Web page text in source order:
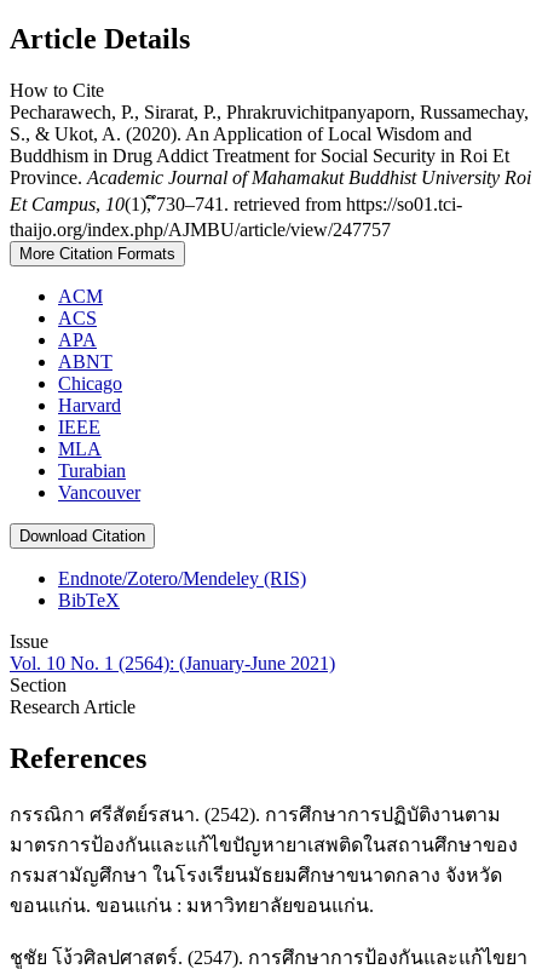
Article Details
How to Cite
Pecharawech, P., Sirarat, P., Phrakruvichitpanyaporn, Russamechay,
S., & Ukot, A. (2020). An Application of Local Wisdom and
Buddhism in Drug Addict Treatment for Social Security in Roi Et
Province. Academic Journal of Mahamakut Buddhist University Roi
Et Campus, 10(1), ึ730–741. retrieved from https://so01.tci-
thaijo.org/index.php/AJMBU/article/view/247757
More Citation Formats
ACM
ACS
APA
ABNT
Chicago
Harvard
IEEE
MLA
Turabian
Vancouver
Download Citation
Endnote/Zotero/Mendeley (RIS)
BibTeX
Issue
Vol. 10 No. 1 (2564): (January-June 2021)
Section
Research Article
References
กรรณิกา ศรีสัตย์รสนา. (2542). การศึกษาการปฏิบัติงานตาม
มาตรการป้องกันและแก้ไขปัญหายาเสพติดในสถานศึกษาของ
กรมสามัญศึกษา ในโรงเรียนมัธยมศึกษาขนาดกลาง จังหวัด
ขอนแก่น. ขอนแก่น : มหาวิทยาลัยขอนแก่น.
ชูชัย โง้วศิลปศาสตร์. (2547). การศึกษาการป้องกันและแก้ไขยา